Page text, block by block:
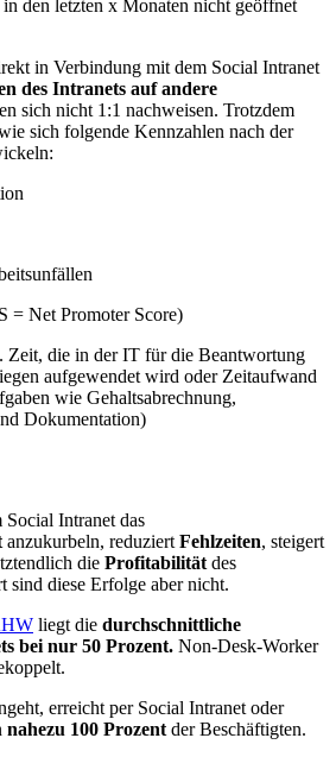
in den letzten x Monaten nicht geöffnet
in Verbindung mit dem Social Intranet
des Intranets auf andere
sich nicht 1:1 nachweisen. Trotzdem
sich folgende Kennzahlen nach der
= Net Promoter Score)
Zeit, die in der IT für die Beantwortung
aufgewendet wird oder Zeitaufwand
wie Gehaltsabrechnung,
Dokumentation)
Social Intranet das
anzukurbeln, reduziert Fehlzeiten, steigert
die Profitabilität des
sind diese Erfolge aber nicht.
liegt die durchschnittliche
bei nur 50 Prozent. Non-Desk-Worker
erreicht per Social Intranet oder
nahezu 100 Prozent der Beschäftigten.